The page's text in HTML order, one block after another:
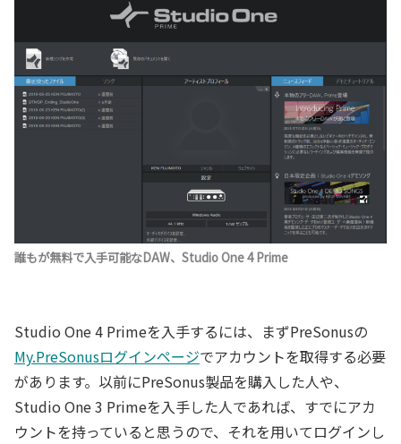
誰もが無料で入手可能なDAW、Studio One 4 Prime
Studio One 4 Primeを入手するには、まずPreSonusの
My.PreSonusログインページでアカウントを取得する必要
があります。以前にPreSonus製品を購入した人や、
Studio One 3 Primeを入手した人であれば、すでにアカ
ウントを持っていると思うので、それを用いてログインし